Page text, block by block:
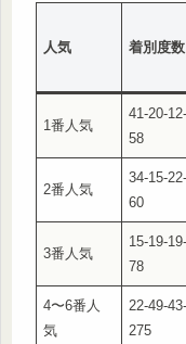
人気 着別度数
1番人気
41-20-12-
58
2番人気
34-15-22-
60
3番人気
15-19-19-
78
4〜6番人
気
22-49-43-
275